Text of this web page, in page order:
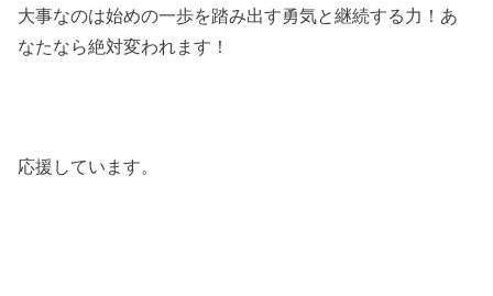
大事なのは始めの一歩を踏み出す勇気と継続する力！あ
なたなら絶対変われます！
応援しています。